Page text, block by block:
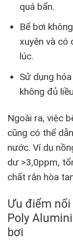
quá bẩn.
Bể bơi
xuyên và có
lúc.
Sử dụng
không đủ
Ngoài ra, việc
cũng có thể
nước. Ví dụ
dư >3,0ppm,
chất rắn hòa
Ưu điểm
Poly
bơi